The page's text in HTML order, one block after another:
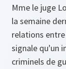
Mme le juge
la semaine
relations entre
signale qu'un
criminels de